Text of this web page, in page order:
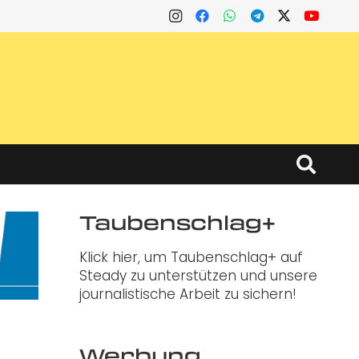
Taubenschlag+
Klick hier, um Taubenschlag+ auf
Steady zu unterstützen und unsere
journalistische Arbeit zu sichern!